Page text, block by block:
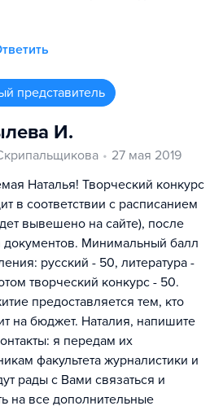
представитель
И.
27 мая 2019
Наталья! Творческий конкурс
в соответствии с расписанием
вывешено на сайте), после
документов. Минимальный балл
русский - 50, литература -
творческий конкурс - 50.
предоставляется тем, кто
на бюджет. Наталия, напишите
я передам их
факультета журналистики и
рады с Вами связаться и
на все дополнительные